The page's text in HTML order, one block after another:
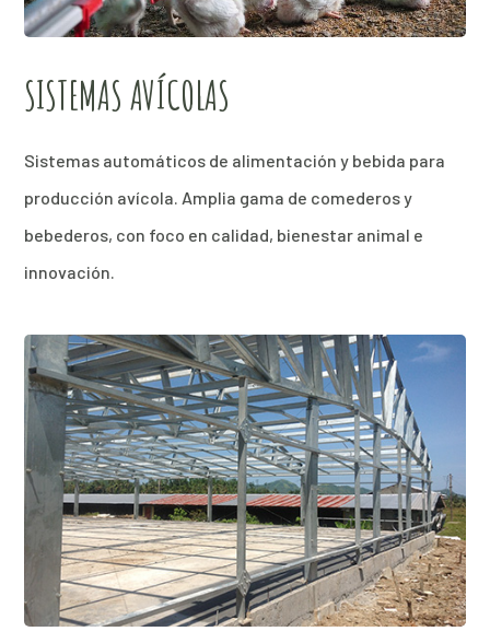
SISTEMAS AVÍCOLAS
Sistemas automáticos de alimentación y bebida para
producción avícola. Amplia gama de comederos y
bebederos, con foco en calidad, bienestar animal e
innovación.